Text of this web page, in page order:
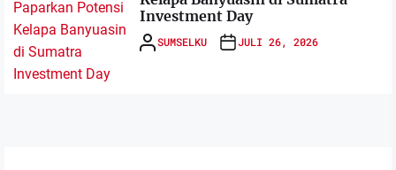
Investment Day
SUMSELKU JULI 26, 2026